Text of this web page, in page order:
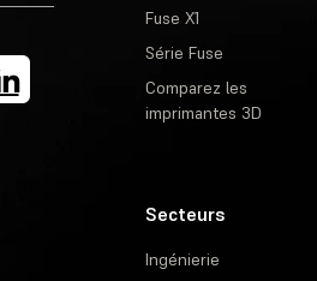
Fuse X1
Série Fuse
Comparez les
imprimantes 3D
Secteurs
Ingénierie